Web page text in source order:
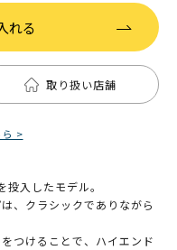
れる
取り扱い店舗
>
入したモデル。
、クラシックでありながら
つけることで、ハイエンド